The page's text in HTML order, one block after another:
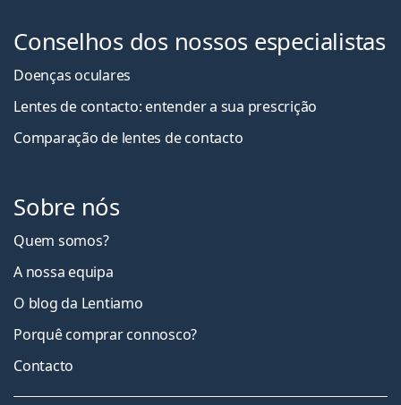
Conselhos dos nossos especialistas
Doenças oculares
Lentes de contacto: entender a sua prescrição
Comparação de lentes de contacto
Sobre nós
Quem somos?
A nossa equipa
O blog da Lentiamo
Porquê comprar connosco?
Contacto